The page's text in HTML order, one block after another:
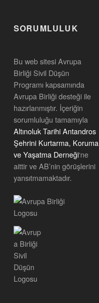
SORUMLULUK
Bu web sitesi Avrupa
Birliği Sivil Düşün
Programı kapsamında
Avrupa Birliği desteği ile
hazırlanmıştır. İçeriğin
sorumluluğu tamamıyla
Altınoluk Tarihi Antandros
Şehrini Kurtarma, Koruma
ve Yaşatma Derneği‘ne
aittir ve AB’nin görüşlerini
yansıtmamaktadır.